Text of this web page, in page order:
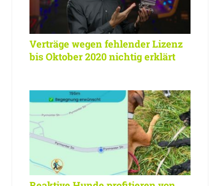
Verträge wegen fehlender Lizenz
bis Oktober 2020 nichtig erklärt